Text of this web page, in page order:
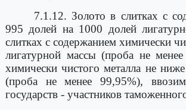
7.1.12. Золото в слитках с
995 долей на 1000 долей
слитках с содержанием химически
лигатурной массы (проба не
химически чистого металла не
(проба не менее 99,95%),
государств - участников